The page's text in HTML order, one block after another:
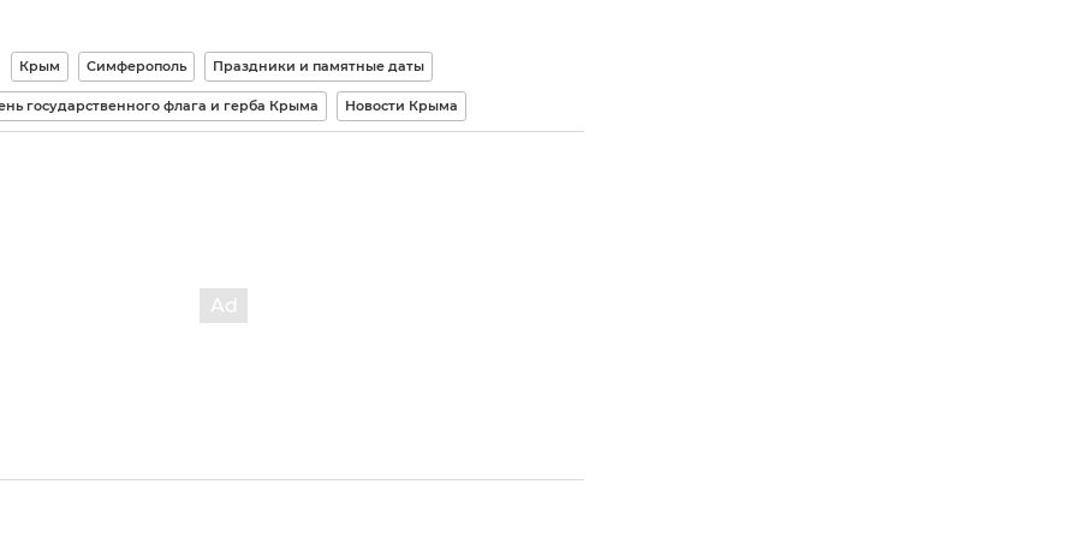
Крым Симферополь Праздники и памятные даты
государственного флага и герба Крыма Новости Крыма